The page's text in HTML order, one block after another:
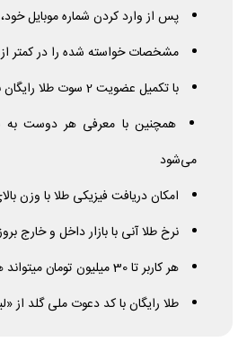
پس از وارد کردن شماره موبایل خود،
مشخصات خواسته شده را در کمتر از 1 دقیقه ثبت نمایید
با تکمیل عضویت 2 سوت طلا رایگان به اعتبار اضافه می‌گردد
می‌شود
امکان دریافت فیزیکی طلا با وزن بالای 1 گرم نیز وجود
نرخ طلا آنی با بازار داخل و خارج
هر کاربر تا 30 میلیون تومان میتواند هدیه بگیرد
طلا رایگان با کد دعوت ملی گلد از